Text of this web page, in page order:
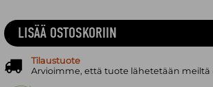
LISÄÄ OSTOSKORIIN
Tilaustuote
Arvioimme, että tuote lähetetään meiltä